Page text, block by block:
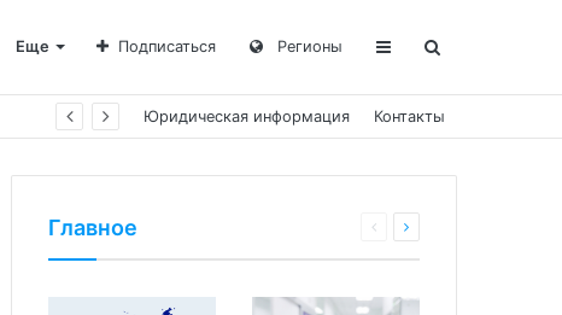
Еще Подписаться Регионы
Юридическая информация Контакты
Главное